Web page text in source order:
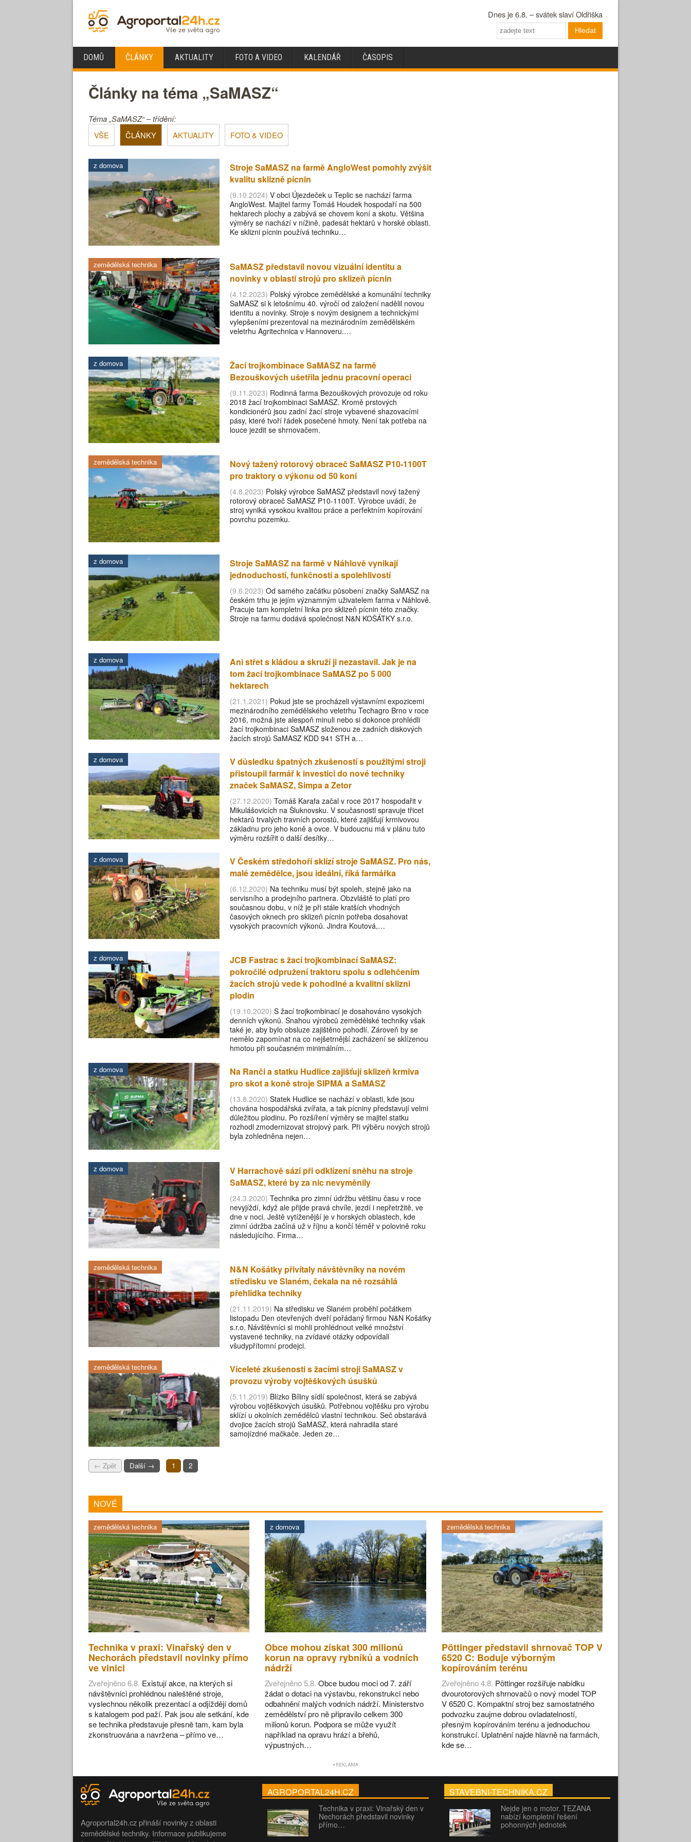
Dnes je 6.8. – svátek slaví Oldřiška
Hledat
DOMŮ ČLÁNKY AKTUALITY FOTO A VIDEO KALENDÁŘ ČASOPIS
Články na téma „SaMASZ“
Téma „SaMASZ“ – třídění:
VŠE
ČLÁNKY AKTUALITY FOTO & VIDEO
z domova
Stroje SaMASZ na farmě AngloWest pomohly zvýšit
kvalitu sklizně pícnin
(9.10.2024) V obci Újezdeček u Teplic se nachází farma
AngloWest. Majitel farmy Tomáš Houdek hospodaří na 500
hektarech plochy a zabývá se chovem koní a skotu. Většina
výměry se nachází v nížině, padesát hektarů v horské oblasti.
Ke sklizni pícnin používá techniku…
zemědělská technika
SaMASZ představil novou vizuální identitu a
novinky v oblasti strojů pro sklizeň pícnin
(4.12.2023) Polský výrobce zemědělské a komunální techniky
SaMASZ si k letošnímu 40. výročí od založení nadělil novou
identitu a novinky. Stroje s novým designem a technickými
vylepšeními prezentoval na mezinárodním zemědělském
veletrhu Agritechnica v Hannoveru.…
z domova
Žací trojkombinace SaMASZ na farmě
Bezouškových ušetřila jednu pracovní operaci
(9.11.2023) Rodinná farma Bezouškových provozuje od roku
2018 žací trojkombinaci SaMASZ. Kromě prstových
kondicionérů jsou zadní žací stroje vybavené shazovacími
pásy, které tvoří řádek posečené hmoty. Není tak potřeba na
louce jezdit se shrnovačem.
zemědělská technika
Nový tažený rotorový obraceč SaMASZ P10-1100T
pro traktory o výkonu od 50 koní
(4.8.2023) Polský výrobce SaMASZ představil nový tažený
rotorový obraceč SaMASZ P10-1100T. Výrobce uvádí, že
stroj vyniká vysokou kvalitou práce a perfektním kopírování
povrchu pozemku.
z domova
Stroje SaMASZ na farmě v Náhlově vynikají
jednoduchostí, funkčností a spolehlivostí
(9.6.2023) Od samého začátku působení značky SaMASZ na
českém trhu je jejím významným uživatelem farma v Náhlově.
Pracuje tam kompletní linka pro sklizeň pícnin této značky.
Stroje na farmu dodává společnost N&N KOŠÁTKY s.r.o.
z domova
Ani střet s kládou a skruží ji nezastavil. Jak je na
tom žací trojkombinace SaMASZ po 5 000
hektarech
(21.1.2021) Pokud jste se procházeli výstavními expozicemi
mezinárodního zemědělského veletrhu Techagro Brno v roce
2016, možná jste alespoň minuli nebo si dokonce prohlédli
žací trojkombinaci SaMASZ složenou ze zadních diskových
žacích strojů SaMASZ KDD 941 STH a…
z domova
V důsledku špatných zkušeností s použitými stroji
přistoupil farmář k investici do nové techniky
značek SaMASZ, Simpa a Zetor
(27.12.2020) Tomáš Karafa začal v roce 2017 hospodařit v
Mikulášovicích na Šluknovsku. V současnosti spravuje třicet
hektarů trvalých travních porostů, které zajišťují krmivovou
základnu pro jeho koně a ovce. V budoucnu má v plánu tuto
výměru rozšířit o další desítky…
z domova
V Českém středohoří sklízí stroje SaMASZ. Pro nás,
malé zemědělce, jsou ideální, říká farmářka
(6.12.2020) Na techniku musí být spoleh, stejně jako na
servisního a prodejního partnera. Obzvláště to platí pro
současnou dobu, v níž je při stále kratších vhodných
časových oknech pro sklizeň pícnin potřeba dosahovat
vysokých pracovních výkonů. Jindra Koutová,…
z domova
JCB Fastrac s žací trojkombinací SaMASZ:
pokročilé odpružení traktoru spolu s odlehčením
žacích strojů vede k pohodlné a kvalitní sklizni
plodin
(19.10.2020) S žací trojkombinací je dosahováno vysokých
denních výkonů. Snahou výrobců zemědělské techniky však
také je, aby bylo obsluze zajištěno pohodlí. Zároveň by se
nemělo zapomínat na co nejšetrnější zacházení se sklízenou
hmotou při současném minimálním…
z domova
Na Ranči a statku Hudlice zajišťují sklizeň krmiva
pro skot a koně stroje SIPMA a SaMASZ
(13.8.2020) Statek Hudlice se nachází v oblasti, kde jsou
chována hospodářská zvířata, a tak pícniny představují velmi
důležitou plodinu. Po rozšíření výměry se majitel statku
rozhodl zmodernizovat strojový park. Při výběru nových strojů
byla zohledněna nejen…
z domova
V Harrachově sází při odklízení sněhu na stroje
SaMASZ, které by za nic nevyměnily
(24.3.2020) Technika pro zimní údržbu většinu času v roce
nevyjíždí, když ale přijde pravá chvíle, jezdí i nepřetržitě, ve
dne v noci. Ještě vytíženější je v horských oblastech, kde
zimní údržba začíná už v říjnu a končí téměř v polovině roku
následujícího. Firma…
zemědělská technika
N&N Košátky přivítaly návštěvníky na novém
středisku ve Slaném, čekala na ně rozsáhlá
přehlídka techniky
(21.11.2019) Na středisku ve Slaném proběhl počátkem
listopadu Den otevřených dveří pořádaný firmou N&N Košátky
s.r.o. Návštěvníci si mohli prohlédnout velké množství
vystavené techniky, na zvídavé otázky odpovídali
všudypřítomní prodejci.
zemědělská technika
Víceleté zkušenosti s žacími stroji SaMASZ v
provozu výroby vojtěškových úsušků
(5.11.2019) Blízko Bíliny sídlí společnost, která se zabývá
výrobou vojtěškových úsušků. Potřebnou vojtěšku pro výrobu
sklízí u okolních zemědělců vlastní technikou. Seč obstarává
dvojice žacích strojů SaMASZ, která nahradila staré
samojízdné mačkače. Jeden ze…
← Zpět Další → 1 2
NOVÉ
zemědělská technika
Technika v praxi: Vinařský den v
Nechorách představil novinky přímo
ve vinici
Zveřejněno 6.8. Existují akce, na kterých si
návštěvníci prohlédnou naleštěné stroje,
vyslechnou několik prezentací a odjíždějí domů
s katalogem pod paží. Pak jsou ale setkání, kde
se technika představuje přesně tam, kam byla
zkonstruována a navržena – přímo ve…
z domova
Obce mohou získat 300 milionů
korun na opravy rybníků a vodních
nádrží
Zveřejněno 5.8. Obce budou moci od 7. září
žádat o dotaci na výstavbu, rekonstrukci nebo
odbahnění malých vodních nádrží. Ministerstvo
zemědělství pro ně připravilo celkem 300
milionů korun. Podpora se může využít
například na opravu hrází a břehů,
výpustných…
zemědělská technika
Pöttinger představil shrnovač TOP V
6520 C: Boduje výborným
kopírováním terénu
Zveřejněno 4.8. Pöttinger rozšiřuje nabídku
dvourotorových shrnovačů o nový model TOP
V 6520 C. Kompaktní stroj bez samostatného
podvozku zaujme dobrou ovladatelností,
přesným kopírováním terénu a jednoduchou
konstrukcí. Uplatnění najde hlavně na farmách,
kde se…
Agroportal24h.cz přináší novinky z oblasti
zemědělské techniky. Informace publikujeme
AGROPORTAL24H.CZ
Technika v praxi: Vinařský den v
Nechorách představil novinky
přímo…
STAVEBNI-TECHNIKA.CZ
Nejde jen o motor. TEZANA
nabízí kompletní řešení
pohonných jednotek